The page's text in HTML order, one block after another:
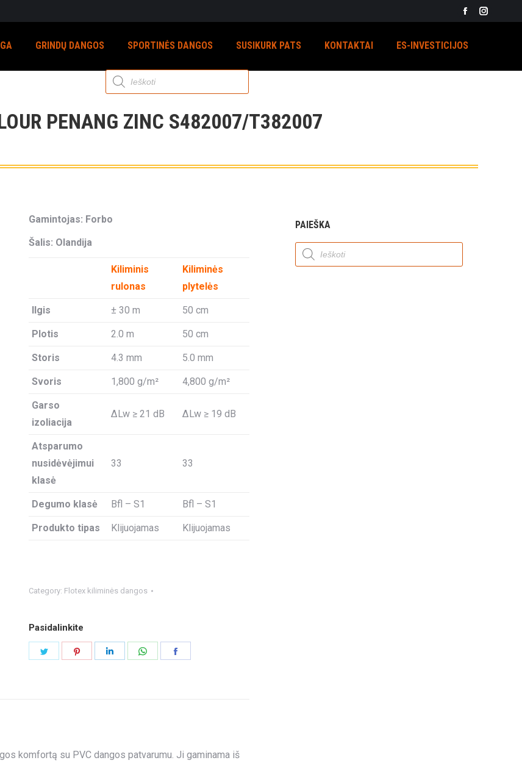
Facebook
opens
GRINDŲ DANGOS SPORTINĖS DANGOS SUSIKURK PATS KONTAKTAI ES-INVESTICIJOS
Products
search
PENANG ZINC S482007/T382007
Gamintojas: Forbo
Šalis: Olandija
Kiliminis
rulonas
Kiliminės
plytelės
Ilgis ± 30 m 50 cm
Plotis 2.0 m 50 cm
Storis 4.3 mm 5.0 mm
Svoris 1,800 g/m² 4,800 g/m²
Garso
izoliacija
ΔLw ≥ 21 dB ΔLw ≥ 19 dB
Atsparumo
nusidėvėjimui
klasė
33 33
Degumo klasė Bfl – S1 Bfl – S1
Produkto tipas Klijuojamas Klijuojamas
Category: Flotex kiliminės dangos
Pasidalinkite
Share
Share
komfortą su PVC dangos patvarumu. Ji gaminama iš
PAIEŠKA
Products
search